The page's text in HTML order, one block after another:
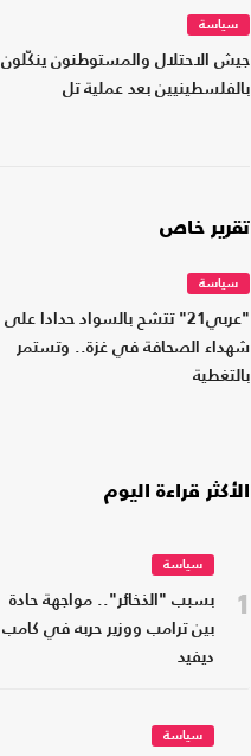
سياسة
جيش الاحتلال والمستوطنون ينكّلون
بالفلسطينيين بعد عملية تل
تقرير خاص
سياسة
"عربي21" تتشح بالسواد حدادا على
شهداء الصحافة في غزة.. وتستمر
بالتغطية
الأكثر قراءة اليوم
1
سياسة
بسبب "الذخائر".. مواجهة حادة
بين ترامب ووزير حربه في كامب
ديفيد
سياسة